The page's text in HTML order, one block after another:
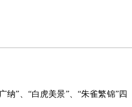
纳”、“白虎美景”、“朱雀繁锦”四